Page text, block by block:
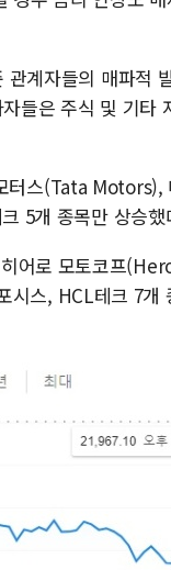
계자들의 매파적
들은 주식 및 기타
터스(Tata Motors),
5개 종목만 상승했
어로 모토코프
시스, HCL테크 7개